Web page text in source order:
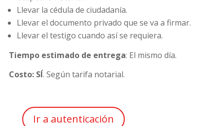
Llevar la cédula de ciudadanía.
Llevar el documento privado que se va a firmar.
Llevar el testigo cuando así se requiera.
Tiempo estimado de entrega: El mismo día.
Costo: SÍ. Según tarifa notarial.
Ir a autenticación